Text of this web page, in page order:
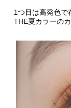
1つ目は高発色で
THE夏カラーの